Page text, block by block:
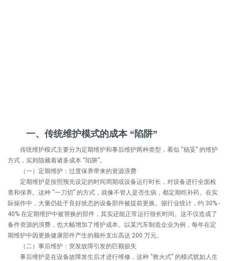
一、传统维护模式的成本 “陷阱”
传统维护模式主要分为定期维护和事后维护两种类型，看似 “稳妥” 的维护
方式，实则隐藏着诸多成本 “陷阱”。
（一）定期维护：过度保养带来的资源浪费
定期维护是按照预先设定的时间周期或设备运行时长，对设备进行全面检
查和保养。这种 “一刀切” 的方式，就像不管人是否生病，都定期吃补药。在实
际操作中，大量仍处于良好状态的设备部件被提前更换。据行业统计，约 30% -
40% 在定期维护中被替换的部件，其实还能正常运行很长时间。这不仅造成了
备件资源的浪费，也大幅增加了维护成本。以某汽车制造企业为例，每年在定
期维护中因更换健康部件产生的额外支出高达 200 万元。
（二）事后维护：突发故障引发的巨额损失
事后维护是在设备故障发生后才进行维修，这种 “救火式” 的模式犹如人生